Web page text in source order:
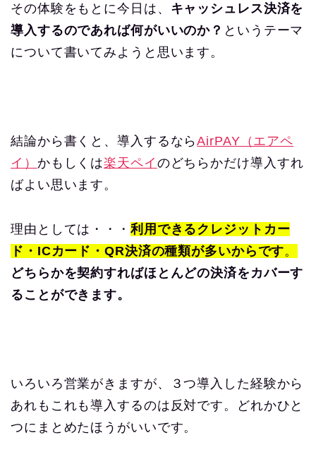
その体験をもとに今日は、 キャッシュレス決済を
導入するのであれば何がいいのか？ というテーマ
について書いてみようと思います。
結論から書くと、導入するならAirPAY（エアペ
イ） かもしくは楽天ペイ のどちらかだけ導入すれ
ばよい思います。
理由としては・・・ 利用できるクレジットカー
ド・ICカード・QR決済の種類が多いからです。
どちらかを契約すればほとんどの決済をカバーす
ることができます。
いろいろ営業がきますが、３つ導入した経験から
あれもこれも導入するのは反対です。どれかひと
つにまとめたほうがいいです。